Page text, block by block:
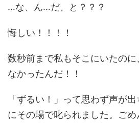
…な、ん…だ、と？？？
悔しい！！！！
数秒前まで私もそこにいたのに
なかったんだ！！
「ずるい！」って思わず声が
にその場で叱られました。ごめ